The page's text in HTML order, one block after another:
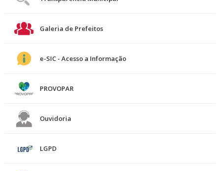
Galeria de Prefeitos
e-SIC - Acesso a Informação
PROVOPAR
Ouvidoria
LGPD